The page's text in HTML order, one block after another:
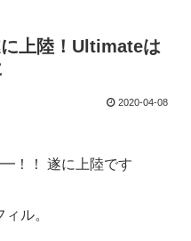
上陸！Ultimateは
2020-04-08
！ 遂に上陸です
ル。